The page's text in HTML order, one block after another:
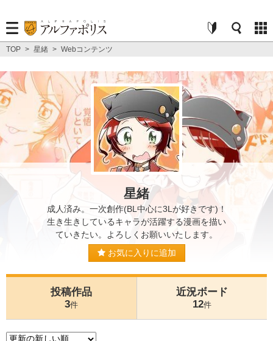
TOP > 星緒 > Webコンテンツ
星緒
成人済み。一次創作(BL中心に3Lが好きです)！
生き生きしているキャラが活躍する漫画を描い
ていきたい。よろしくお願いいたします。
お気に入りに追加
投稿作品
3件
近況ボード
12件